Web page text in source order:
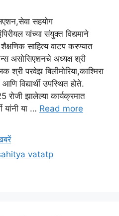
सहयोग
यांच्या संयुक्त विद्यमाने
साहित्य वाटप करण्यात
असोसिएशनचे अध्यक्ष श्री
श्री परवेझ बिलीमोरिया,काश्मिरा
विद्यार्थी उपस्थित होते.
झालेल्या कार्यक्रमात
यांनी या … Read more
vatatp